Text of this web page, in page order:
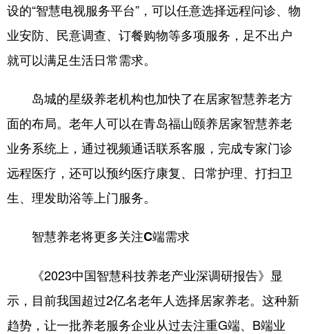
设的“智慧电视服务平台”，可以任意选择远程问诊、物
业安防、民意调查、订餐购物等多项服务，足不出户
就可以满足生活日常需求。
岛城的星级养老机构也加快了在居家智慧养老方
面的布局。老年人可以在青岛福山颐养居家智慧养老
业务系统上，通过视频通话联系客服，完成专家门诊
远程医疗，还可以预约医疗康复、日常护理、打扫卫
生、理发助浴等上门服务。
智慧养老将更多关注C端需求
《2023中国智慧科技养老产业深调研报告》显
示，目前我国超过2亿名老年人选择居家养老。这种新
趋势，让一批养老服务企业从过去注重G端、B端业